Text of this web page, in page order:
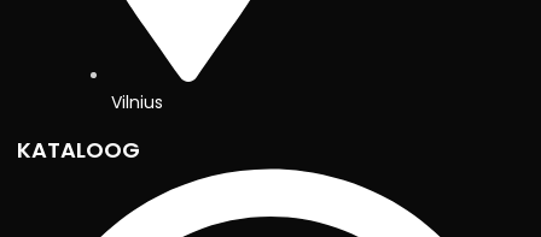
Vilnius
KATALOOG